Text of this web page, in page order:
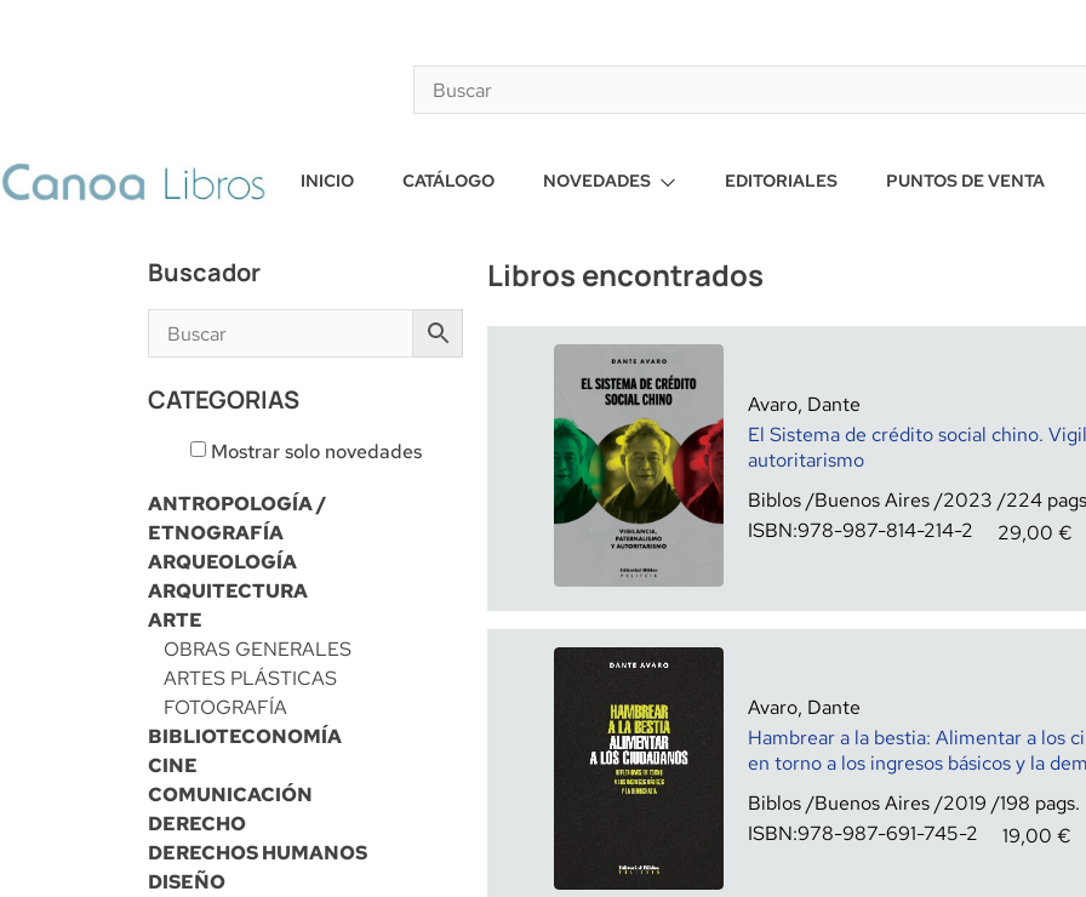
INICIO CATÁLOGO NOVEDADES EDITORIALES PUNTOS DE VENTA
Buscador
CATEGORIAS
Mostrar solo novedades
ANTROPOLOGÍA /
ETNOGRAFÍA
ARQUEOLOGÍA
ARQUITECTURA
ARTE
OBRAS GENERALES
ARTES PLÁSTICAS
FOTOGRAFÍA
BIBLIOTECONOMÍA
CINE
COMUNICACIÓN
DERECHO
DERECHOS HUMANOS
DISEÑO
Libros encontrados
Avaro, Dante
El Sistema de crédito social chino.
autoritarismo
Biblos Buenos Aires 2023
224
ISBN:978-987-814-214-2 29,00 €
Avaro, Dante
Hambrear a la bestia: Alimentar a los
en torno a los ingresos básicos y la
Biblos Buenos Aires 2019 198
ISBN:978-987-691-745-2 19,00 €